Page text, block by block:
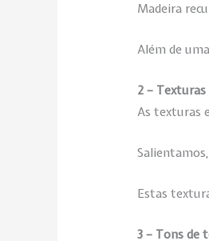
Madeira
Além de
2 –
As texturas
Estas
3 – Tons de